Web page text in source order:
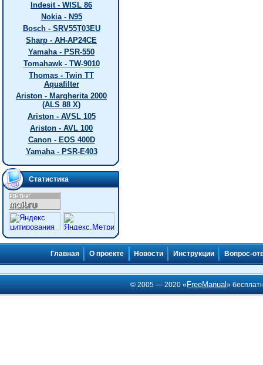
Indesit - WISL 86
Nokia - N95
Bosch - SRV55T03EU
Sharp - AH-AP24CE
Yamaha - PSR-550
Tomahawk - TW-9010
Thomas - Twin TT
Aquafilter
Ariston - Margherita 2000
(ALS 88 X)
Ariston - AVSL 105
Ariston - AVL 100
Canon - EOS 400D
Yamaha - PSR-E403
Статистика
Главная О проекте Новости Инструкции Вопрос-
© 2005 — 2020 « FreeManual»